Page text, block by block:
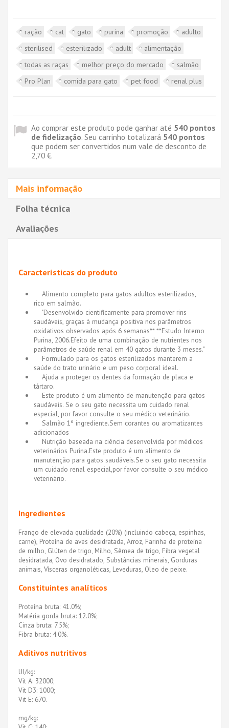
ração cat gato purina promoção
adulto
sterilised
esterilizado adult
alimentação
todas as raças
melhor preço do mercado
salmão
Pro Plan
comida para gato pet food renal plus
Ao comprar este produto pode ganhar até 540 pontos
de fidelização. Seu carrinho totalizará 540 pontos
que podem ser convertidos num vale de desconto de
2,70 €.
Mais informação
Folha técnica
Avaliações
Características do produto
Alimento completo para gatos adultos esterilizados,
rico em salmão.
"Desenvolvido cientificamente para promover rins
saudáveis, graças à mudança positiva nos parâmetros
oxidativos observados após 6 semanas** **Estudo Interno
Purina, 2006.Efeito de uma combinação de nutrientes nos
parâmetros de saúde renal em 40 gatos durante 3 meses."
Formulado para os gatos esterilizados manterem a
saúde do trato urinário e um peso corporal ideal.
Ajuda a proteger os dentes da formação de placa e
tártaro.
Este produto é um alimento de manutenção para gatos
saudáveis. Se o seu gato necessita um cuidado renal
especial, por favor consulte o seu médico veterinário.
Salmão 1º ingrediente.Sem corantes ou aromatizantes
adicionados
Nutrição baseada na ciência desenvolvida por médicos
veterinários Purina.Este produto é um alimento de
manutenção para gatos saudáveis.Se o seu gato necessita
um cuidado renal especial,por favor consulte o seu médico
veterinário.
Ingredientes
Frango de elevada qualidade (20%) (incluindo cabeça, espinhas,
carne), Proteína de aves desidratada, Arroz, Farinha de proteína
de milho, Glúten de trigo, Milho, Sêmea de trigo, Fibra vegetal
desidratada, Ovo desidratado, Substâncias minerais, Gorduras
animais, Vísceras organoléticas, Leveduras, Oleo de peixe.
Constituintes analíticos
Proteína bruta: 41.0%;
Matéria gorda bruta: 12.0%;
Cinza bruta: 7.5%;
Fibra bruta: 4.0%.
Aditivos nutritivos
UI/kg:
Vit A: 32000;
Vit D3: 1000;
Vit E: 670.
mg/kg: